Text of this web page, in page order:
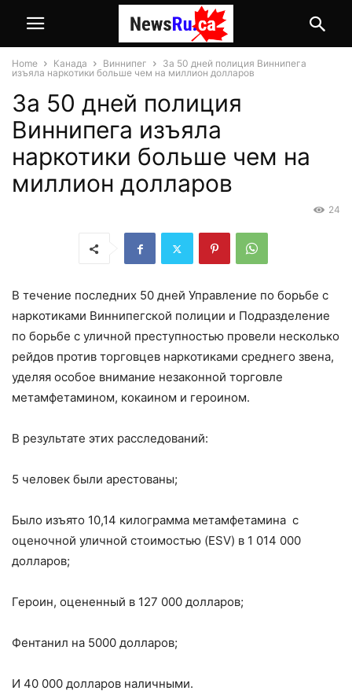
Home Канада Виннипег
За 50 дней полиция Виннипега
изъяла наркотики больше чем на миллион долларов
За 50 дней полиция
Виннипега изъяла
наркотики больше чем на
миллион долларов
24
В течение последних 50 дней Управление по борьбе с
наркотиками Виннипегской полиции и Подразделение
по борьбе с уличной преступностью провели несколько
рейдов против торговцев наркотиками среднего звена,
уделяя особое внимание незаконной торговле
метамфетамином, кокаином и героином.
В результате этих расследований:
5 человек были арестованы;
Было изъято 10,14 килограмма метамфетамина с
оценочной уличной стоимостью (ESV) в 1 014 000
долларов;
Героин, оцененный в 127 000 долларов;
Фентанил на 5000 долларов;
И 40 000 долларов наличными.